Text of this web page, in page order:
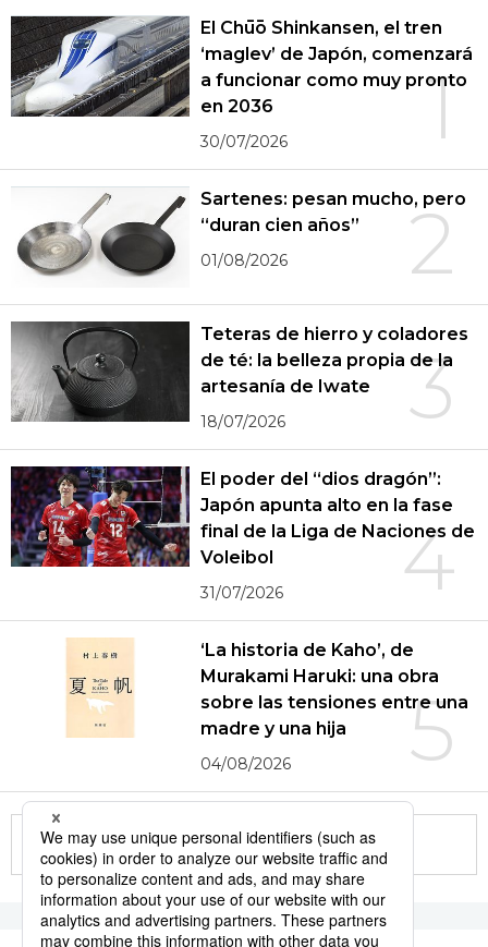
1
El Chūō Shinkansen, el tren
‘maglev’ de Japón, comenzará
a funcionar como muy pronto
en 2036
30/07/2026
2
Sartenes: pesan mucho, pero
“duran cien años”
01/08/2026
3
Teteras de hierro y coladores
de té: la belleza propia de la
artesanía de Iwate
18/07/2026
4
El poder del “dios dragón”:
Japón apunta alto en la fase
final de la Liga de Naciones de
Voleibol
31/07/2026
5
‘La historia de Kaho’, de
Murakami Haruki: una obra
sobre las tensiones entre una
madre y una hija
04/08/2026
More in this series